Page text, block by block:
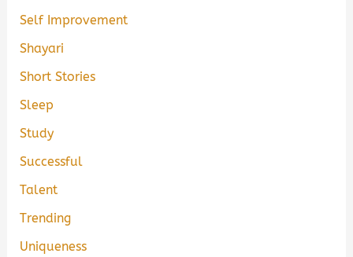
Self Improvement
Shayari
Short Stories
Sleep
Study
Successful
Talent
Trending
Uniqueness